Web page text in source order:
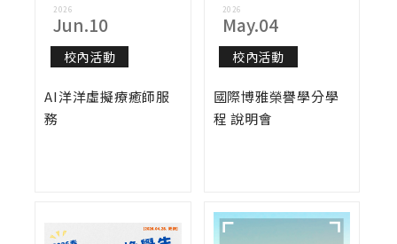
招生公告
2026
Jun.10
校內活動
AI洋洋虛擬療癒師服
務
2026
May.04
校內活動
國際博雅榮譽學分學
程 說明會